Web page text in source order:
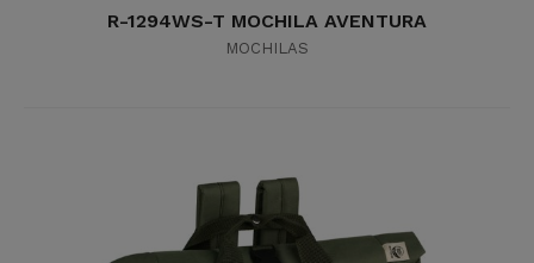
R-1294WS-T MOCHILA AVENTURA
MOCHILAS